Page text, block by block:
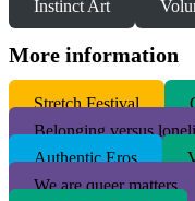
Instinct Art
More information
Stretch Festival
Belonging versus
Authentic Eros
We are queer matters